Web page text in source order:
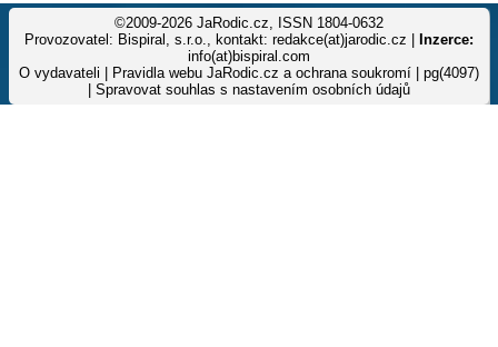
©2009-2026 JaRodic.cz, ISSN 1804-0632
Provozovatel: Bispiral, s.r.o., kontakt: redakce(at)jarodic.cz |
Inzerce:
info(at)bispiral.com
O vydavateli
Pravidla webu JaRodic.cz a ochrana soukromí | pg(4097)
Spravovat souhlas s nastavením osobních údajů